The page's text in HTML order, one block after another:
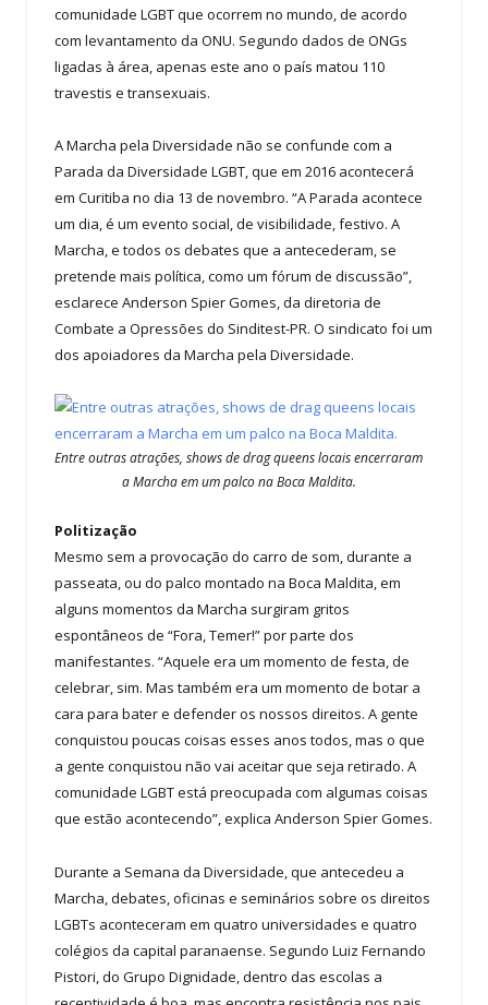
comunidade LGBT que ocorrem no mundo, de acordo
com levantamento da ONU. Segundo dados de ONGs
ligadas à área, apenas este ano o país matou 110
travestis e transexuais.
A Marcha pela Diversidade não se confunde com a
Parada da Diversidade LGBT, que em 2016 acontecerá
em Curitiba no dia 13 de novembro. “A Parada acontece
um dia, é um evento social, de visibilidade, festivo. A
Marcha, e todos os debates que a antecederam, se
pretende mais política, como um fórum de discussão”,
esclarece Anderson Spier Gomes, da diretoria de
Combate a Opressões do Sinditest-PR. O sindicato foi um
dos apoiadores da Marcha pela Diversidade.
Entre outras atrações, shows de drag queens locais encerraram
a Marcha em um palco na Boca Maldita.
Politização
Mesmo sem a provocação do carro de som, durante a
passeata, ou do palco montado na Boca Maldita, em
alguns momentos da Marcha surgiram gritos
espontâneos de “Fora, Temer!” por parte dos
manifestantes. “Aquele era um momento de festa, de
celebrar, sim. Mas também era um momento de botar a
cara para bater e defender os nossos direitos. A gente
conquistou poucas coisas esses anos todos, mas o que
a gente conquistou não vai aceitar que seja retirado. A
comunidade LGBT está preocupada com algumas coisas
que estão acontecendo”, explica Anderson Spier Gomes.
Durante a Semana da Diversidade, que antecedeu a
Marcha, debates, oficinas e seminários sobre os direitos
LGBTs aconteceram em quatro universidades e quatro
colégios da capital paranaense. Segundo Luiz Fernando
Pistori, do Grupo Dignidade, dentro das escolas a